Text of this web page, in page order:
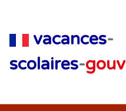
vacances-
scolaires-gouv